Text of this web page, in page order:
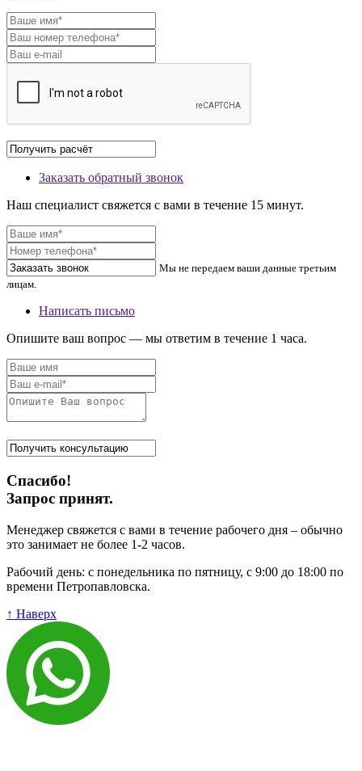
Заказать обратный звонок
Наш специалист свяжется с вами в течение 15 минут.
Мы не передаем ваши данные третьим
лицам.
Написать письмо
Опишите ваш вопрос — мы ответим в течение 1 часа.
Спасибо!
Запрос принят.
Менеджер свяжется с вами в течение рабочего дня – обычно
это занимает не более 1-2 часов.
Рабочий день: с понедельника по пятницу, с 9:00 до 18:00 по
времени Петропавловска.
↑ Наверх